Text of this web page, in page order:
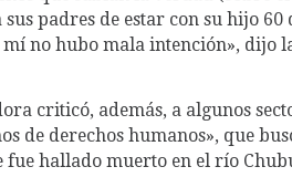
padres de estar con su hijo
no hubo mala intención», dijo
criticó, además, a algunos
de derechos humanos», que
hallado muerto en el río